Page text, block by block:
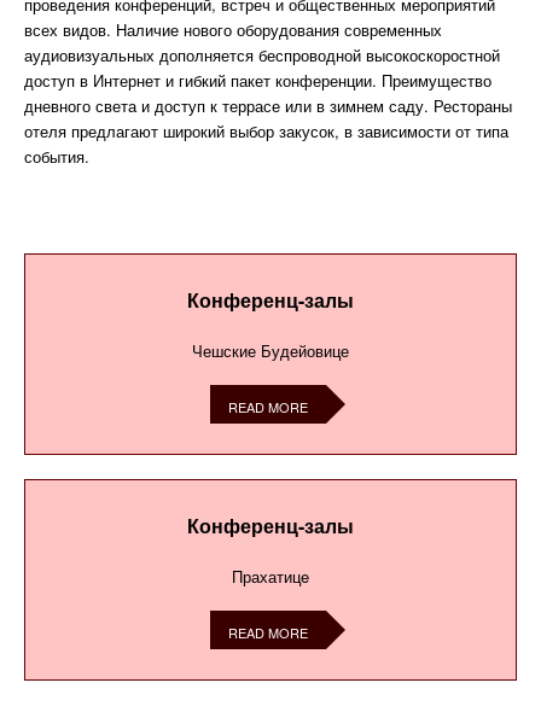
всех видов. Наличие нового оборудования современных
аудиовизуальных дополняется беспроводной высокоскоростной
доступ в Интернет и гибкий пакет конференции. Преимущество
дневного света и доступ к террасе или в зимнем саду. Рестораны
отеля предлагают широкий выбор закусок, в зависимости от типа
события.
Конференц-залы
Чешские Будейовице
READ MORE
Конференц-залы
Прахатицe
READ MORE